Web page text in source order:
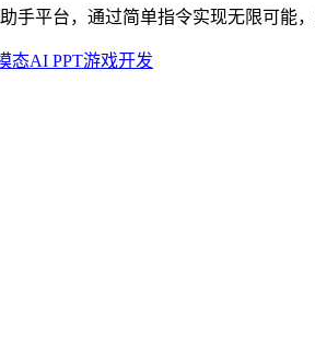
手平台，通过简单指令实现无限可能
态AI PPT游戏开发